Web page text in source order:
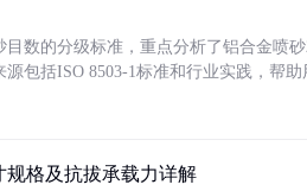
数的分级标准，重点分析了铝合金喷
包括ISO 8503-1标准和行业实践，帮
规格及抗拔承载力详解